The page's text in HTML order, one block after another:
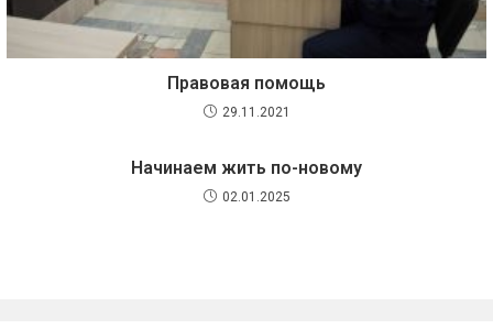
Правовая помощь
29.11.2021
Начинаем жить по-новому
02.01.2025